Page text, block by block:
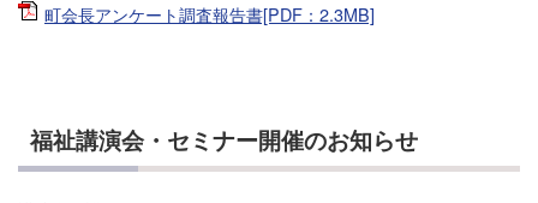
町会長アンケート調査報告書[PDF：2.3MB]
福祉講演会・セミナー開催のお知らせ